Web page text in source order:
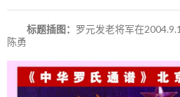
标题插图： 罗元发老将军在
陈勇